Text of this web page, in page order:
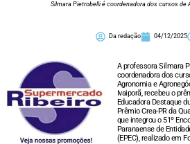
Silmara Pietrobelli é coordenadora dos cursos de
Da redação 04/12/2025
A professora Silmara
coordenadora dos
Agronomia e
Ivaiporã, recebeu o
Educadora Destaque
Prêmio Crea-PR da
que integrou o 51º
Paranaense de
(EPEC), realizado em